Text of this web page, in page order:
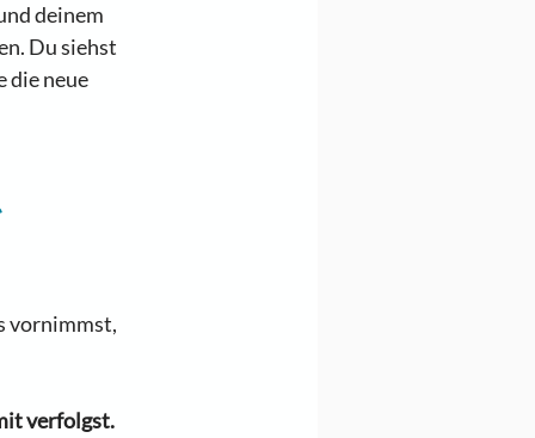
deinem
Du siehst
die neue
vornimmst,
verfolgst.